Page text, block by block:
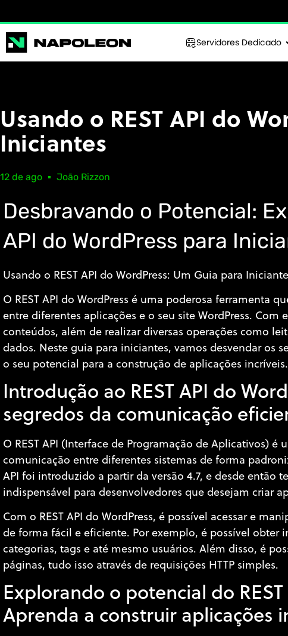
Servidores Dedicado
Usando o REST API do
Iniciantes
12 de ago João Rizzon
Desbravando o Potencial:
API do WordPress para
Usando o REST API do WordPress: Um Guia para
O REST API do WordPress é uma poderosa ferramenta
entre diferentes aplicações e o seu site WordPress. Com
conteúdos, além de realizar diversas operações como
dados. Neste guia para iniciantes, vamos desvendar os
o seu potencial para a construção de aplicações incríveis.
Introdução ao REST API do
segredos da comunicação
O REST API (Interface de Programação de Aplicativos)
comunicação entre diferentes sistemas de forma
API foi introduzido a partir da versão 4.7, e desde então
indispensável para desenvolvedores que desejam criar
Com o REST API do WordPress, é possível acessar e
de forma fácil e eficiente. Por exemplo, é possível obter
categorias, tags e até mesmo usuários. Além disso, é
páginas, tudo isso através de requisições HTTP simples.
Explorando o potencial do
Aprenda a construir aplicações